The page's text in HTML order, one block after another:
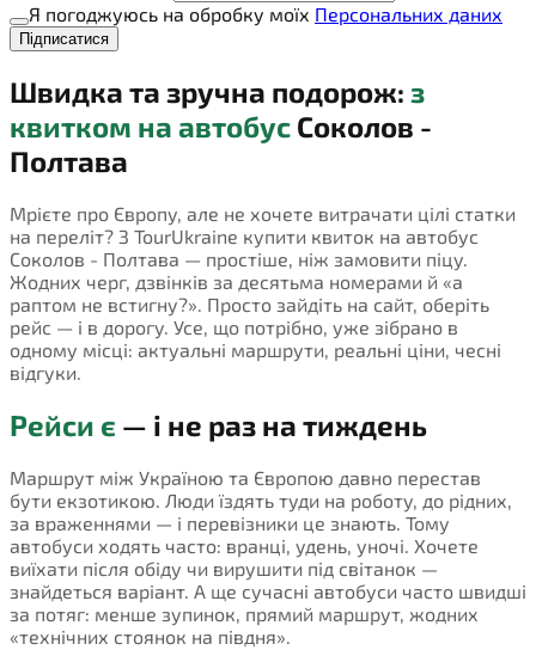
Я погоджуюсь на обробку моїх Персональних даних
Підписатися
Швидка та зручна подорож: з
квитком на автобус Соколов -
Полтава
Мрієте про Європу, але не хочете витрачати цілі статки
на переліт? З TourUkraine купити квиток на автобус
Соколов - Полтава — простіше, ніж замовити піцу.
Жодних черг, дзвінків за десятьма номерами й «а
раптом не встигну?». Просто зайдіть на сайт, оберіть
рейс — і в дорогу. Усе, що потрібно, уже зібрано в
одному місці: актуальні маршрути, реальні ціни, чесні
відгуки.
Рейси є — і не раз на тиждень
Маршрут між Україною та Європою давно перестав
бути екзотикою. Люди їздять туди на роботу, до рідних,
за враженнями — і перевізники це знають. Тому
автобуси ходять часто: вранці, удень, уночі. Хочете
виїхати після обіду чи вирушити під світанок —
знайдеться варіант. А ще сучасні автобуси часто швидші
за потяг: менше зупинок, прямий маршрут, жодних
«технічних стоянок на півдня».